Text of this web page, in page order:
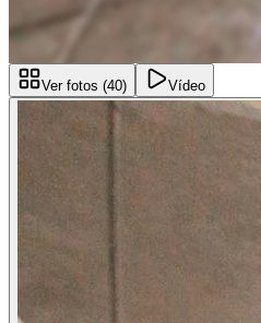
Ver fotos (40) Vídeo